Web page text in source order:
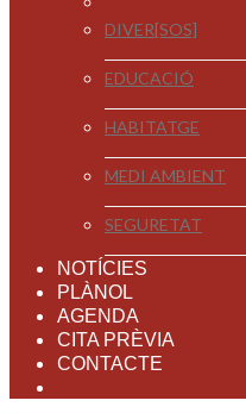
DIVER[SOS]
EDUCACIÓ
HABITATGE
MEDI AMBIENT
SEGURETAT
NOTÍCIES
PLÀNOL
AGENDA
CITA PRÈVIA
CONTACTE